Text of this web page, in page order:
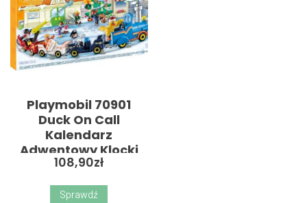
Playmobil 70901
Duck On Call
Kalendarz
Adwentowy Klocki
108,90zł
Sprawdź